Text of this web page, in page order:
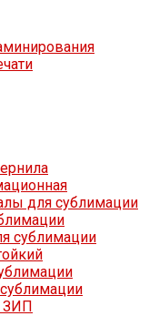
для сублимации
сублимации
ЗИП